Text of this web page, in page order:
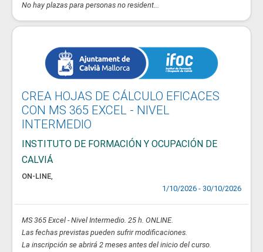
No hay plazas para personas no resident...
CREA HOJAS DE CÁLCULO EFICACES
CON MS 365 EXCEL - NIVEL
INTERMEDIO
INSTITUTO DE FORMACIÓN Y OCUPACIÓN DE
CALVIÁ
ON-LINE,
1/10/2026 - 30/10/2026
MS 365 Excel - Nivel Intermedio. 25 h. ONLINE.
Las fechas previstas pueden sufrir modificaciones.
La inscripción se abrirá 2 meses antes del inicio del curso.